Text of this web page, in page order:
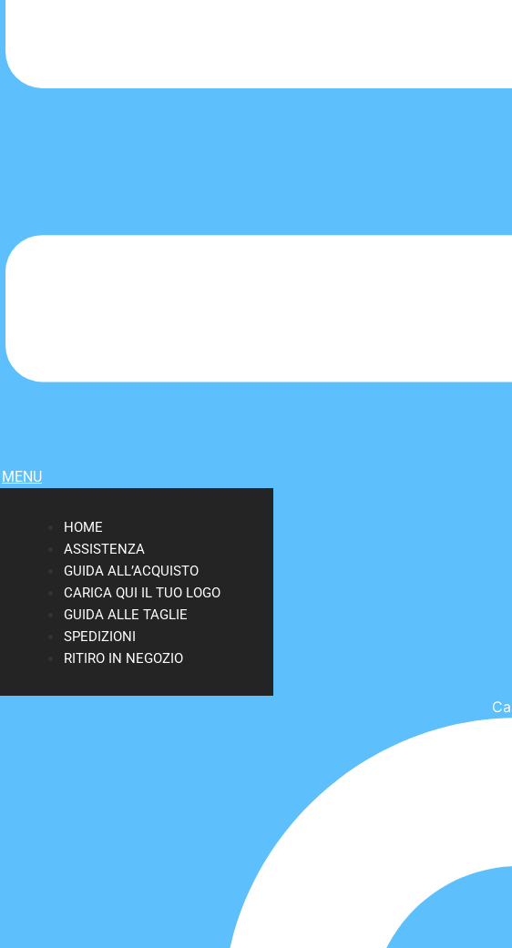
MENU
HOME
ASSISTENZA
GUIDA ALL’ACQUISTO
CARICA QUI IL TUO LOGO
GUIDA ALLE TAGLIE
SPEDIZIONI
RITIRO IN NEGOZIO